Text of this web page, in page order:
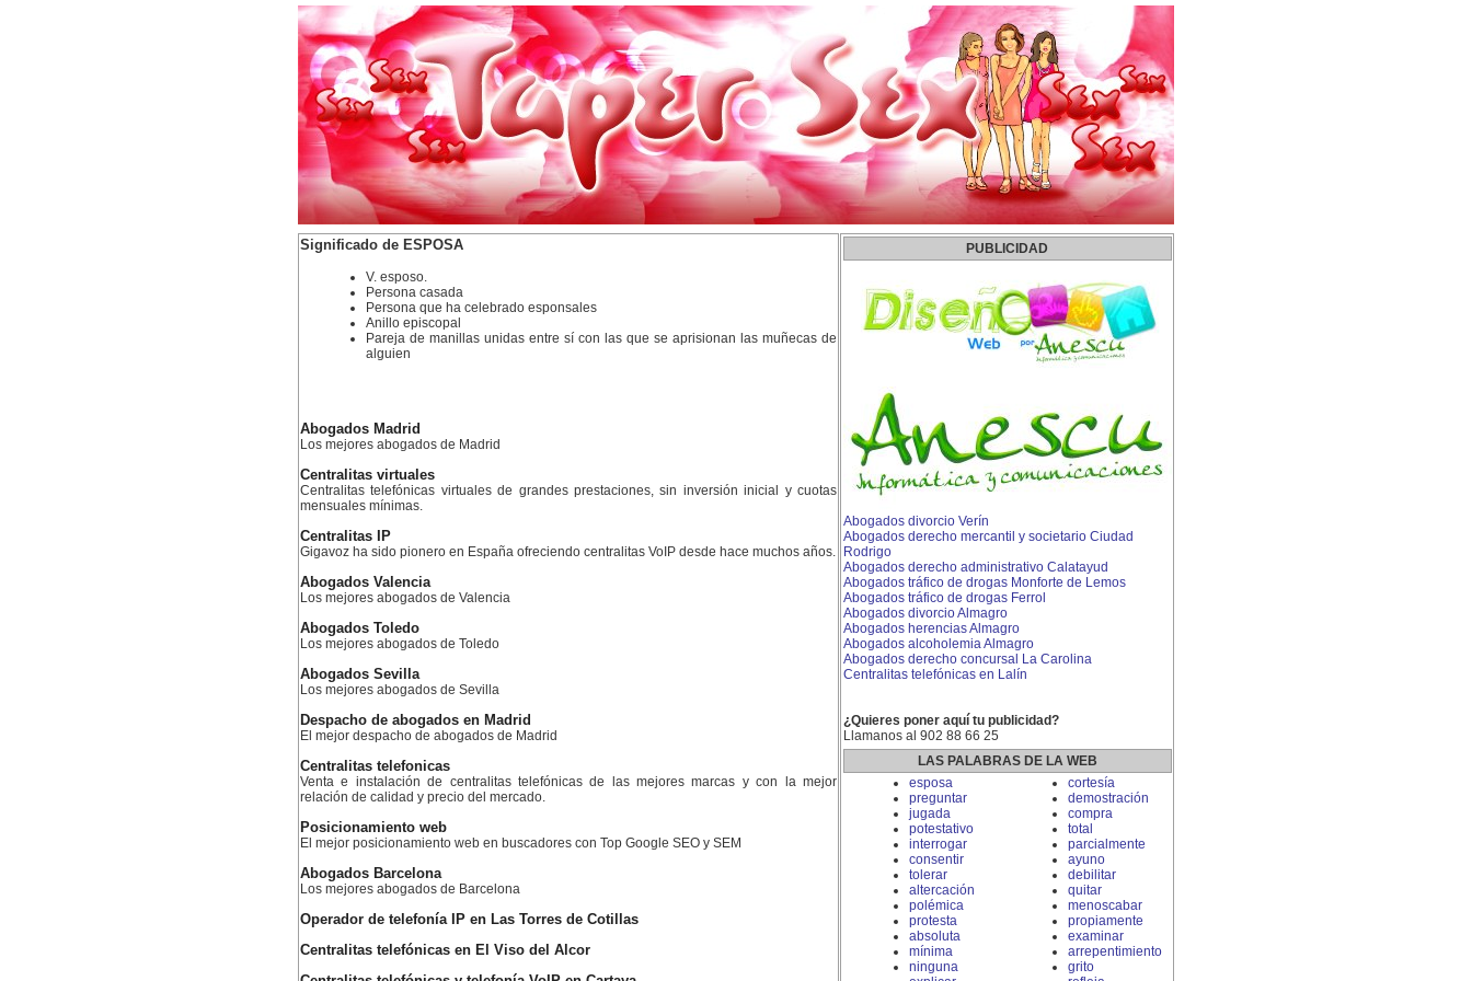
Significado de ESPOSA
V. esposo.
Persona casada
Persona que ha celebrado esponsales
Anillo episcopal
Pareja de manillas unidas entre sí con las que se aprisionan las muñecas de
alguien
Abogados Madrid
Los mejores abogados de Madrid
Centralitas virtuales
Centralitas telefónicas virtuales de grandes prestaciones, sin inversión inicial y cuotas
mensuales mínimas.
Centralitas IP
Gigavoz ha sido pionero en España ofreciendo centralitas VoIP desde hace muchos años.
Abogados Valencia
Los mejores abogados de Valencia
Abogados Toledo
Los mejores abogados de Toledo
Abogados Sevilla
Los mejores abogados de Sevilla
Despacho de abogados en Madrid
El mejor despacho de abogados de Madrid
Centralitas telefonicas
Venta e instalación de centralitas telefónicas de las mejores marcas y con la mejor
relación de calidad y precio del mercado.
Posicionamiento web
El mejor posicionamiento web en buscadores con Top Google SEO y SEM
Abogados Barcelona
Los mejores abogados de Barcelona
Operador de telefonía IP en Las Torres de Cotillas
Centralitas telefónicas en El Viso del Alcor
PUBLICIDAD
Abogados divorcio Verín
Abogados derecho mercantil y societario Ciudad
Rodrigo
Abogados derecho administrativo Calatayud
Abogados tráfico de drogas Monforte de Lemos
Abogados tráfico de drogas Ferrol
Abogados divorcio Almagro
Abogados herencias Almagro
Abogados alcoholemia Almagro
Abogados derecho concursal La Carolina
Centralitas telefónicas en Lalín
¿Quieres poner aquí tu publicidad?
Llamanos al 902 88 66 25
LAS PALABRAS DE LA WEB
esposa
preguntar
jugada
potestativo
interrogar
consentir
tolerar
altercación
polémica
protesta
absoluta
mínima
ninguna
cortesía
demostración
compra
total
parcialmente
ayuno
debilitar
quitar
menoscabar
propiamente
examinar
arrepentimiento
grito